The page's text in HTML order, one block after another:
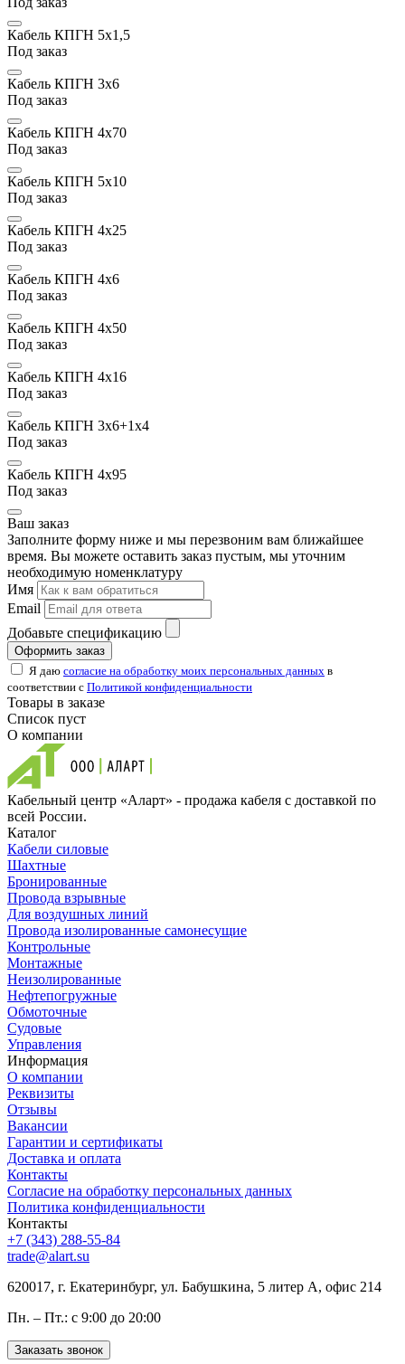
Кабель КПГН 5х1,5
Под заказ
Кабель КПГН 3х6
Под заказ
Кабель КПГН 4х70
Под заказ
Кабель КПГН 5х10
Под заказ
Кабель КПГН 4х25
Под заказ
Кабель КПГН 4х6
Под заказ
Кабель КПГН 4х50
Под заказ
Кабель КПГН 4х16
Под заказ
Кабель КПГН 3х6+1х4
Под заказ
Кабель КПГН 4х95
Под заказ
Ваш заказ
Заполните форму ниже и мы перезвоним вам ближайшее
время. Вы можете оставить заказ пустым, мы уточним
необходимую номенклатуру
Имя
Email
Добавьте спецификацию
Оформить заказ
Я даю согласие на обработку моих персональных данных в
соответствии с Политикой конфиденциальности
Товары в заказе
Список пуст
О компании
Кабельный центр «Аларт» - продажа кабеля с доставкой по
всей России.
Каталог
Кабели силовые
Шахтные
Бронированные
Провода взрывные
Для воздушных линий
Провода изолированные самонесущие
Контрольные
Монтажные
Неизолированные
Нефтепогружные
Обмоточные
Судовые
Управления
Информация
О компании
Реквизиты
Отзывы
Вакансии
Гарантии и сертификаты
Доставка и оплата
Контакты
Согласие на обработку персональных данных
Политика конфиденциальности
Контакты
+7 (343) 288-55-84
trade@alart.su
620017, г. Екатеринбург, ул. Бабушкина, 5 литер А, офис 214
Пн. – Пт.: с 9:00 до 20:00
Заказать звонок